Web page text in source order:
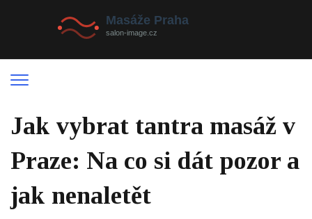
Jak vybrat tantra masáž v
Praze: Na co si dát pozor a
jak nenaletět